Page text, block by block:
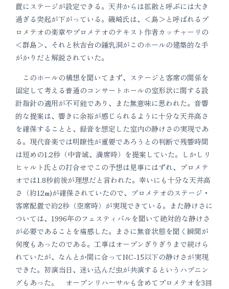
置にステージが設定できる。天井からは拡散と呼ぶには大き
過ぎる突起が下がっている。磯崎氏は、＜島＞と呼ばれるプ
ロメテオの楽章やプロメテオのテキスト作者カッチャーリの
＜群島＞、それと秋吉台の鍾乳洞がこのホールの建築的な手
がかりだと解説されていた。
このホールの構想を聞いてまず、ステージと客席の関係を
固定して考える普通のコンサートホールの室形状に関する設
計指針の適用が不可能であり、また無意味に思われた。音響
的な提案は、響きに余裕が感じられるように十分な天井高さ
を確保することと、録音を想定した室内の静けさの実現であ
る。現代音楽では明瞭性が重要であろうとの判断で残響時間
は短めの1.2秒（中音域、満席時）を提案していた。しかしリ
ヒャルト氏との打合せでこの予想は見事にはずれ、プロメテ
オでは1.8秒前後が理想だと言われた。幸いにも十分な天井高
さ（約12m)が確保されていたので、プロメテオのステージ・
客席配置で約2秒（空席時）が実現できている。また静けさに
ついては、1996年のフェスティバルを聞いて絶対的な静けさ
が必要であることを痛感した。まさに無音状態を聞く瞬間が
何度もあったのである。工事はオープンぎりぎりまで続けら
れていたが、なんとか間に合ってNC-15以下の静けさが実現
できた。初演当日、迷い込んだ虫が共演するというハプニン
グもあった。 オープンリハーサルも含めてプロメテオを3回